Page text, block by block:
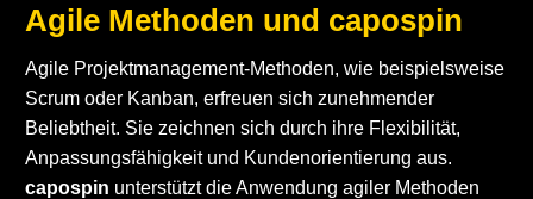
Agile Methoden und capospin
Agile Projektmanagement-Methoden, wie beispielsweise
Scrum oder Kanban, erfreuen sich zunehmender
Beliebtheit. Sie zeichnen sich durch ihre Flexibilität,
Anpassungsfähigkeit und Kundenorientierung aus.
capospin unterstützt die Anwendung agiler Methoden